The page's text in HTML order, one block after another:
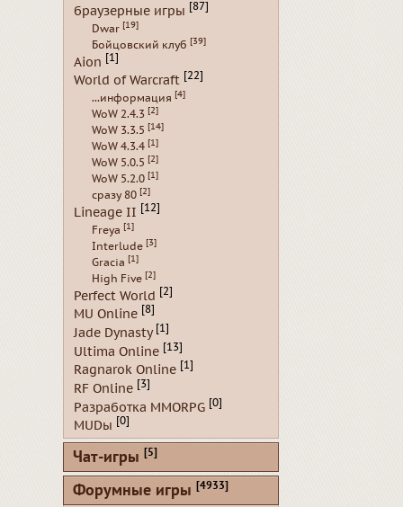
браузерные игры [87]
Dwar [19]
Бойцовский клуб [39]
Aion [1]
World of Warcraft [22]
...информация [4]
WoW 2.4.3 [2]
WoW 3.3.5 [14]
WoW 4.3.4 [1]
WoW 5.0.5 [2]
WoW 5.2.0 [1]
сразу 80 [2]
Lineage II [12]
Freya [1]
Interlude [3]
Gracia [1]
High Five [2]
Perfect World [2]
MU Online [8]
Jade Dynasty [1]
Ultima Online [13]
Ragnarok Online [1]
RF Online [3]
Разработка MMORPG [0]
MUDы [0]
Чат-игры [5]
Форумные игры [4933]